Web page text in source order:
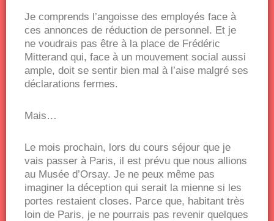
Je comprends l’angoisse des employés face à
ces annonces de réduction de personnel. Et je
ne voudrais pas être à la place de Frédéric
Mitterand qui, face à un mouvement social aussi
ample, doit se sentir bien mal à l’aise malgré ses
déclarations fermes.
Mais…
Le mois prochain, lors du cours séjour que je
vais passer à Paris, il est prévu que nous allions
au Musée d’Orsay. Je ne peux même pas
imaginer la déception qui serait la mienne si les
portes restaient closes. Parce que, habitant très
loin de Paris, je ne pourrais pas revenir quelques